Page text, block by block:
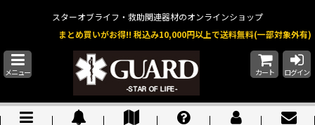
スターオブライフ・救助関連器材のオンラインショップ
まとめ買いがお得!! 税込み10,000円以上で送料無料(一部対象外有)
メニュー カート ログイン